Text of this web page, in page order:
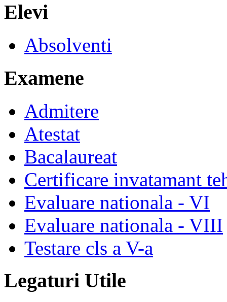
Elevi
Absolventi
Examene
Admitere
Atestat
Bacalaureat
Certificare invatamant
Evaluare nationala - VI
Evaluare nationala - VIII
Testare cls a V-a
Legaturi Utile